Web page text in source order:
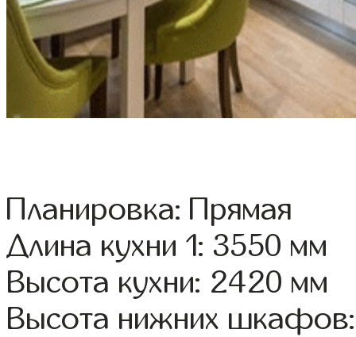
Планировка: Прямая
Длина кухни 1: 3550 мм
Высота кухни: 2420 мм
Высота нижних